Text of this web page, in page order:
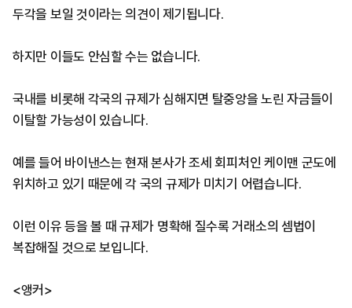
두각을 보일 것이라는 의견이 제기됩니다.
하지만 이들도 안심할 수는 없습니다.
국내를 비롯해 각국의 규제가 심해지면 탈중앙을 노린 자금들이
이탈할 가능성이 있습니다.
예를 들어 바이낸스는 현재 본사가 조세 회피처인 케이맨 군도에
위치하고 있기 때문에 각 국의 규제가 미치기 어렵습니다.
이런 이유 등을 볼 때 규제가 명확해 질수록 거래소의 셈법이
복잡해질 것으로 보입니다.
<앵커>